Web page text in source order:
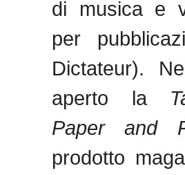
di musica e
per
Dictateur).
aperto la
Paper and
prodotto